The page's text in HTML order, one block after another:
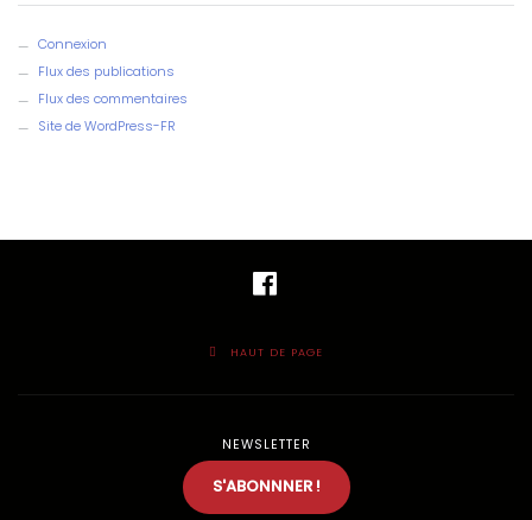
Connexion
Flux des publications
Flux des commentaires
Site de WordPress-FR
HAUT DE PAGE
NEWSLETTER
S'ABONNNER !